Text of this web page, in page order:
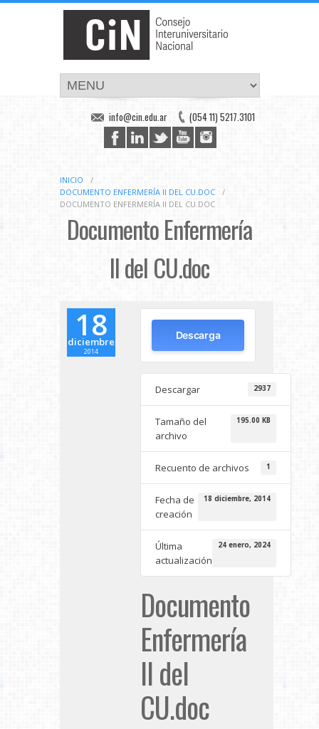
(054 11) 5217.3101
info@cin.edu.ar
INICIO
/
DOCUMENTO ENFERMERÍA II DEL CU.DOC
/
DOCUMENTO ENFERMERÍA II DEL CU.DOC
Documento Enfermería
II del CU.doc
18
diciembre
2014
Descarga
Descargar 2937
Tamaño del
archivo
195.00 KB
Recuento de archivos 1
Fecha de
creación
18 diciembre, 2014
Última
actualización
24 enero, 2024
Documento
Enfermería
II del
CU.doc